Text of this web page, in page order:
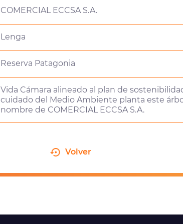
COMERCIAL ECCSA S.A.
Lenga
Reserva Patagonia
Vida Cámara alineado al plan de
cuidado del Medio Ambiente planta este
nombre de COMERCIAL ECCSA S.A.
Volver